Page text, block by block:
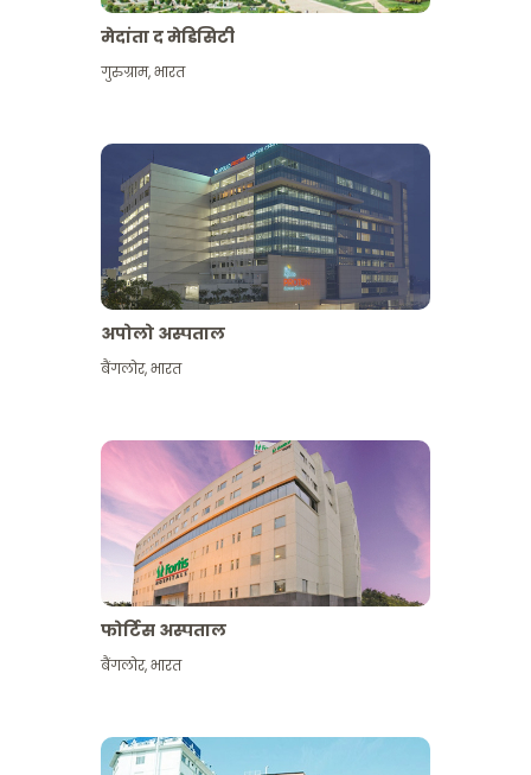
मेदांता द मेडिसिटी
गुरुग्राम,भारत
अपोलो अस्पताल
बैंगलोर,भारत
फोर्टिस अस्पताल
बैंगलोर,भारत